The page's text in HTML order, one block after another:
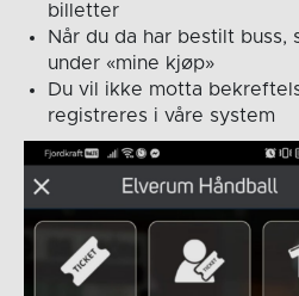
billetter
Når du da har bestilt
under «mine kjøp»
Du vil ikke motta
registreres i våre system